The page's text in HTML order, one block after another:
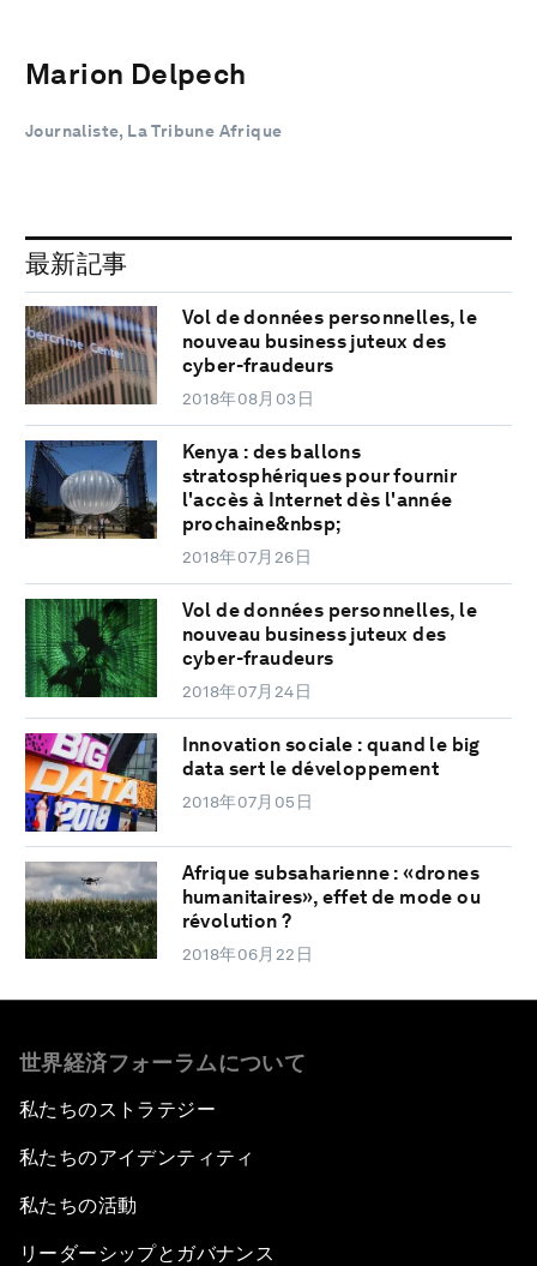
Marion Delpech
Journaliste, La Tribune Afrique
最新記事
Vol de données personnelles, le
nouveau business juteux des
cyber-fraudeurs
2018年08月03日
Kenya : des ballons
stratosphériques pour fournir
l'accès à Internet dès l'année
prochaine&nbsp;
2018年07月26日
Vol de données personnelles, le
nouveau business juteux des
cyber-fraudeurs
2018年07月24日
Innovation sociale : quand le big
data sert le développement
2018年07月05日
Afrique subsaharienne : «drones
humanitaires», effet de mode ou
révolution ?
2018年06月22日
世界経済フォーラムについて
私たちのストラテジー
私たちのアイデンティティ
私たちの活動
リーダーシップとガバナンス